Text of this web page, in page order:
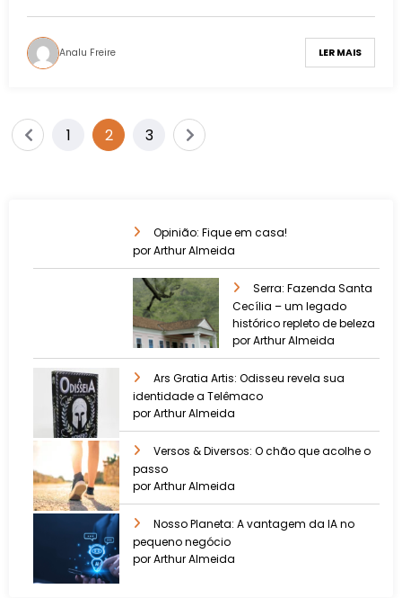
Analu Freire LER MAIS
1 2 3
Opinião: Fique em casa!
por Arthur Almeida
Serra: Fazenda Santa
Cecília – um legado
histórico repleto de beleza
por Arthur Almeida
Ars Gratia Artis: Odisseu revela sua
identidade a Telêmaco
por Arthur Almeida
Versos & Diversos: O chão que acolhe o
passo
por Arthur Almeida
Nosso Planeta: A vantagem da IA no
pequeno negócio
por Arthur Almeida